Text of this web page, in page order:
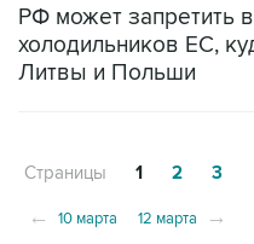
РФ может запретить
холодильников ЕС,
Литвы и Польши
Страницы 1 2 3
← 10 марта 12 марта →